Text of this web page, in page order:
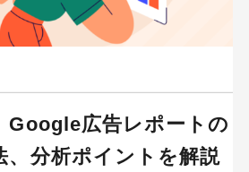
Google広告レポートの
、分析ポイントを解説